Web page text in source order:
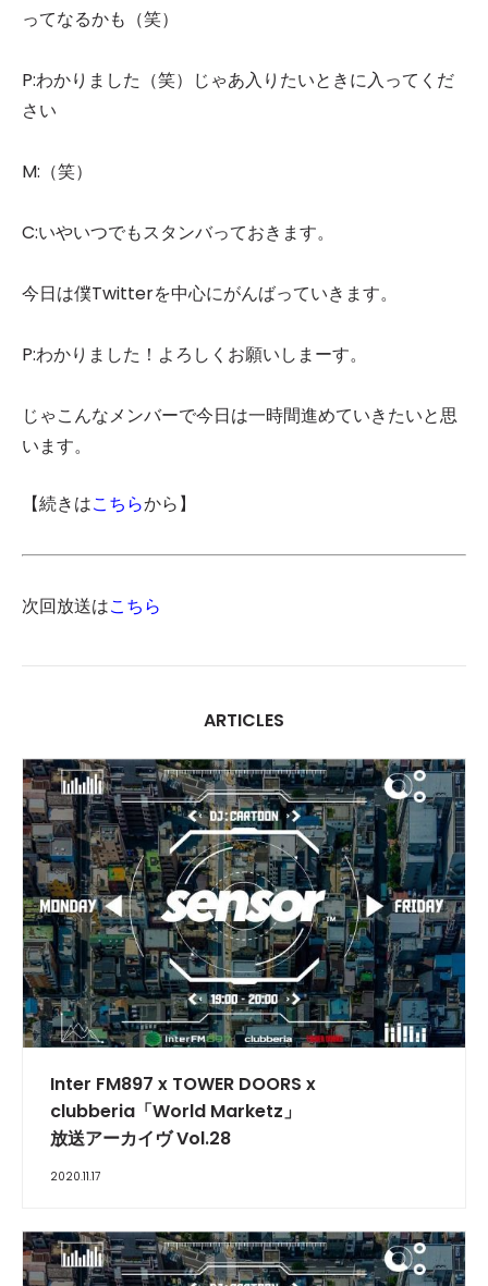
ってなるかも（笑）
P:わかりました（笑）じゃあ入りたいときに入ってくだ
さい
M:（笑）
C:いやいつでもスタンバっておきます。
今日は僕Twitterを中心にがんばっていきます。
P:わかりました！よろしくお願いしまーす。
じゃこんなメンバーで今日は一時間進めていきたいと思
います。
【続きはこちらから】
次回放送はこちら
ARTICLES
INTERVIEW
Inter FM897 x TOWER DOORS x
clubberia「World Marketz」
放送アーカイヴ Vol.28
2020.11.17